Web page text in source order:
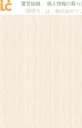
運営組織 個人情報の取り
「調理力」は、株式会社